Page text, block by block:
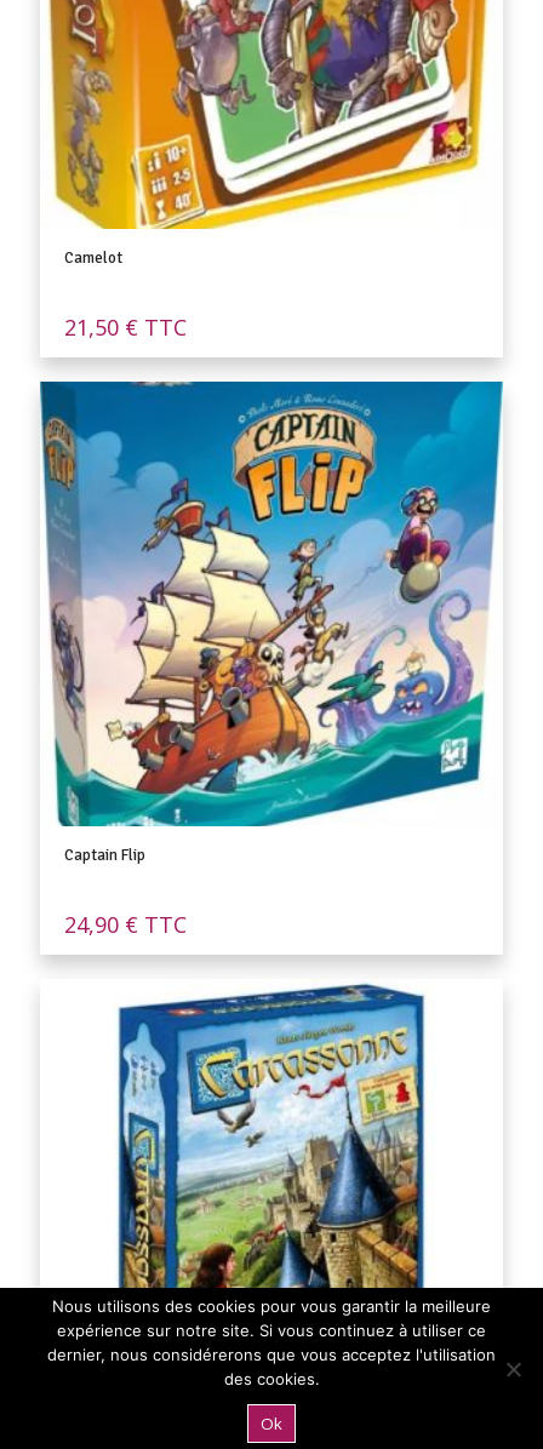
Camelot
21,50 € TTC
Captain Flip
24,90 € TTC
Nous utilisons des cookies pour vous garantir la meilleure
expérience sur notre site. Si vous continuez à utiliser ce
dernier, nous considérerons que vous acceptez l'utilisation
des cookies.
Ok